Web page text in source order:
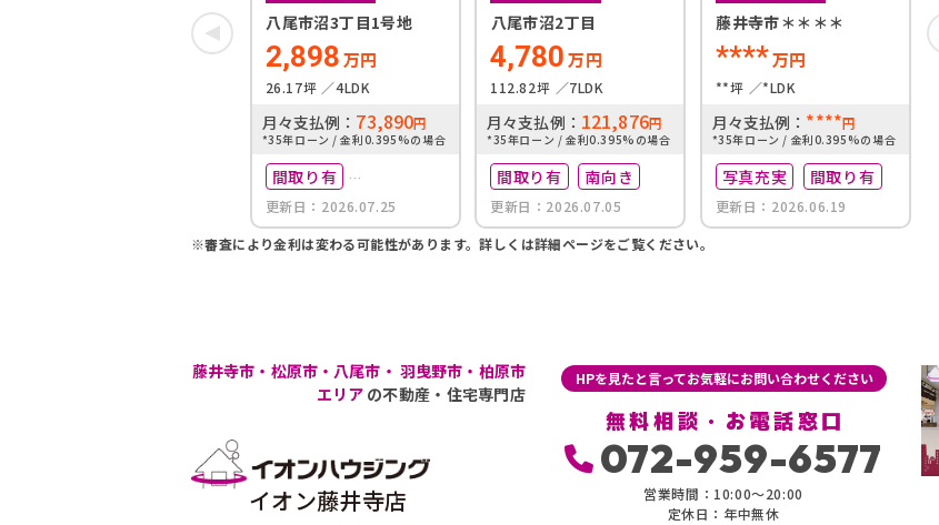
八尾市沼3丁目1号地
2,898万円
26.17坪 4LDK
月々支払例： 73,890円
*35年ローン / 金利0.395%の場合
間取り有
築10年以内
更新日：2026.07.25
八尾市沼2丁目
4,780万円
112.82坪 7LDK
月々支払例： 121,876円
*35年ローン / 金利0.395%の場合
間取り有 南向き
更新日：2026.07.05
藤井寺市＊＊＊＊
****万円
**坪 *LDK
月々支払例： ****円
*35年ローン / 金利0.395%の場合
写真充実 間取り有
更新日：2026.06.19
※審査により金利は変わる可能性があります。詳しくは詳細ページをご覧ください。
藤井寺市・松原市・八尾市・ 羽曳野市・柏原市
エリア の不動産・住宅専門店
イオン藤井寺店
HPを見たと言ってお気軽にお問い合わせください
無料相談・お電話窓口
072-959-6577
営業時間：10:00〜20:00
定休日：年中無休